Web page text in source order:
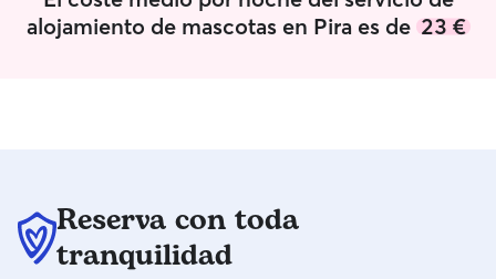
alojamiento de mascotas en Pira es de 23 €
Reserva con toda
tranquilidad